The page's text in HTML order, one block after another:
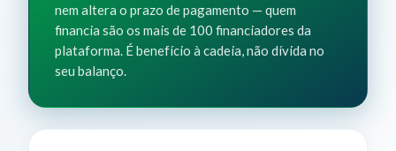
nem altera o prazo de pagamento — quem
financia são os mais de 100 financiadores da
plataforma. É benefício à cadeia, não dívida no
seu balanço.